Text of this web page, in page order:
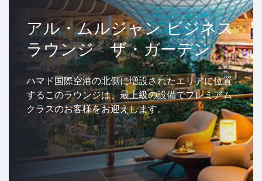
アル・ムルジャン ビジネス
ラウンジ - ザ・ガーデン
ハマド国際空港の北側に増設されたエリアに位置
するこのラウンジは、最上級の設備でプレミアム
クラスのお客様をお迎えします。